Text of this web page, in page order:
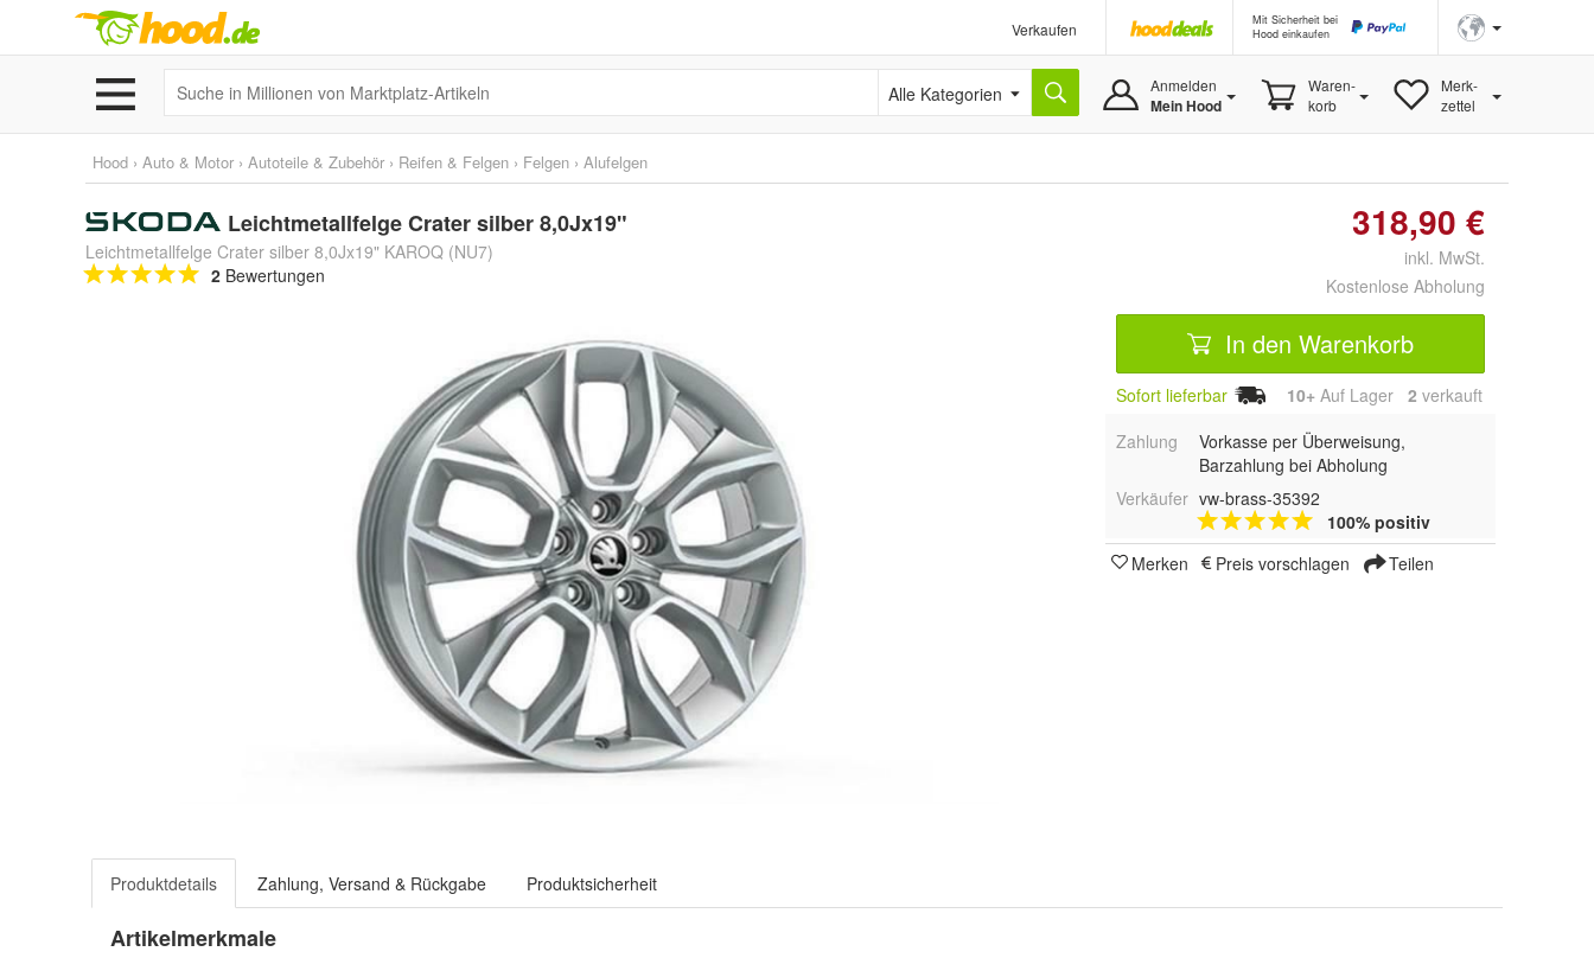
Verkaufen
Mit Sicherheit bei
Hood einkaufen
Alle Kategorien Anmelden
Mein Hood
Waren-
korb
Merk-
zettel
Hood › Auto & Motor › Autoteile & Zubehör › Reifen & Felgen › Felgen › Alufelgen
Leichtmetallfelge Crater silber 8,0Jx19"
Leichtmetallfelge Crater silber 8,0Jx19" KAROQ (NU7)
2 Bewertungen
318,90 €
inkl. MwSt.
Kostenlose Abholung
In den Warenkorb
Sofort lieferbar 10+ Auf Lager 2 verkauft
Zahlung
Vorkasse per Überweisung,
Barzahlung bei Abholung
Verkäufer vw-brass-35392
100% positiv
Merken
Preis vorschlagen Teilen
Produktdetails Zahlung, Versand & Rückgabe Produktsicherheit
Artikelmerkmale